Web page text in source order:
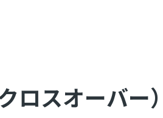
ロスオーバー